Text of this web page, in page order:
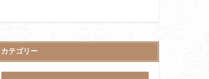
カテゴリー